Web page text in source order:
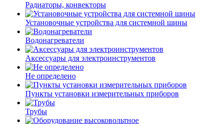
Радиаторы, конвекторы
Установочные устройства для системной шины
Водонагреватели
Аксессуары для электроинструментов
Не определено
Пункты установки измерительных приборов
Трубы